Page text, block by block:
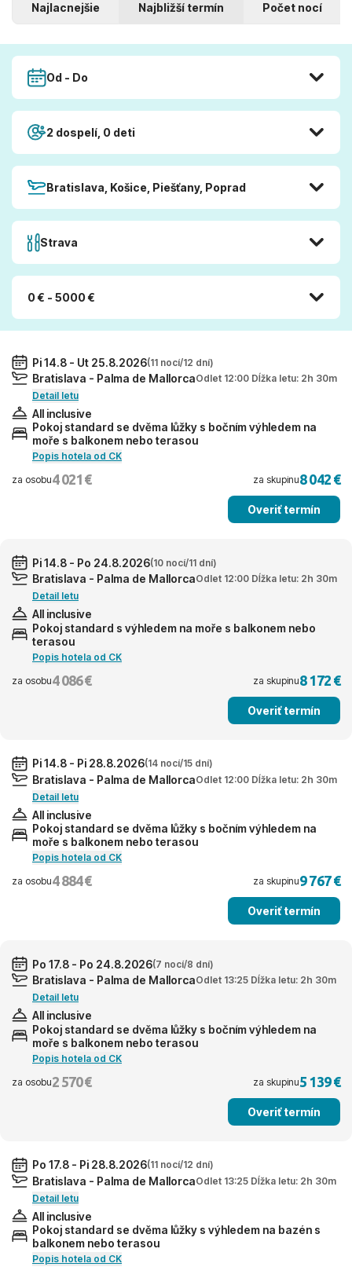
Najlacnejšie Najbližší termín Počet nocí
Od - Do
2 dospelí, 0 deti
Bratislava, Košice, Piešťany, Poprad
Strava
0 € - 5000 €
Pi 14.8 - Ut 25.8.2026(11 nocí/12 dní)
Bratislava - Palma de MallorcaOdlet 12:00 Dĺžka letu: 2h 30m
Detail letu
All inclusive
Pokoj standard se dvěma lůžky s bočním výhledem na
moře s balkonem nebo terasou
Popis hotela od CK
za osobu4 021 € za skupinu8 042 €
Overiť termín
Pi 14.8 - Po 24.8.2026(10 nocí/11 dní)
Bratislava - Palma de MallorcaOdlet 12:00 Dĺžka letu: 2h 30m
Detail letu
All inclusive
Pokoj standard s výhledem na moře s balkonem nebo
terasou
Popis hotela od CK
za osobu4 086 € za skupinu8 172 €
Overiť termín
Pi 14.8 - Pi 28.8.2026(14 nocí/15 dní)
Bratislava - Palma de MallorcaOdlet 12:00 Dĺžka letu: 2h 30m
Detail letu
All inclusive
Pokoj standard se dvěma lůžky s bočním výhledem na
moře s balkonem nebo terasou
Popis hotela od CK
za osobu4 884 € za skupinu9 767 €
Overiť termín
Po 17.8 - Po 24.8.2026(7 nocí/8 dní)
Bratislava - Palma de MallorcaOdlet 13:25 Dĺžka letu: 2h 30m
Detail letu
All inclusive
Pokoj standard se dvěma lůžky s bočním výhledem na
moře s balkonem nebo terasou
Popis hotela od CK
za osobu2 570 € za skupinu5 139 €
Overiť termín
Po 17.8 - Pi 28.8.2026(11 nocí/12 dní)
Bratislava - Palma de MallorcaOdlet 13:25 Dĺžka letu: 2h 30m
Detail letu
All inclusive
Pokoj standard se dvěma lůžky s výhledem na bazén s
balkonem nebo terasou
Popis hotela od CK